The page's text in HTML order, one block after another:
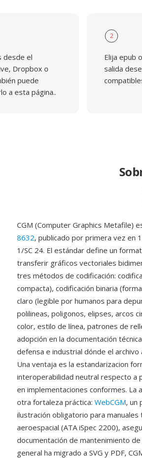
desde el
Dropbox o
puede
a esta página..
2
Elija epub
salida
CGM (Computer Graphics Metafile)
8632, publicado por primera vez en
1/SC 24. El estándar define un
transferir gráficos vectoriales
tres métodos de codificación:
compacta), codificación binaria
claro (legible por humanos para
polilineas, poligonos, elipses, arcos
color, estilo de línea, patrones de
adopción en la documentación
defensa e industrial dónde el
Una ventaja es la estandarizacion
interoperabilidad neutral respecto a
en implementaciones conformes. La
otra fortaleza práctica: WebCGM, un
ilustración obligatorio para
aeroespacial (ATA iSpec 2200),
documentación de mantenimiento
general ha migrado a SVG y PDF,